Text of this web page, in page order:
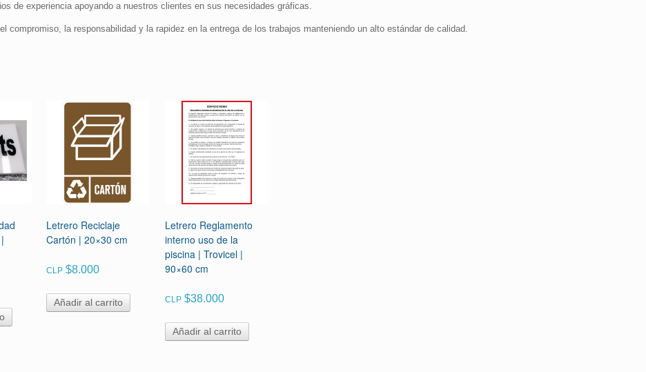
de experiencia apoyando a nuestros clientes en sus necesidades gráficas.
compromiso, la responsabilidad y la rapidez en la entrega de los trabajos manteniendo un alto estándar de calidad.
Letrero Reciclaje
Cartón | 20×30 cm
CLP $8.000
Añadir al carrito
Letrero Reglamento
interno uso de la
piscina | Trovicel |
90×60 cm
CLP $38.000
Añadir al carrito